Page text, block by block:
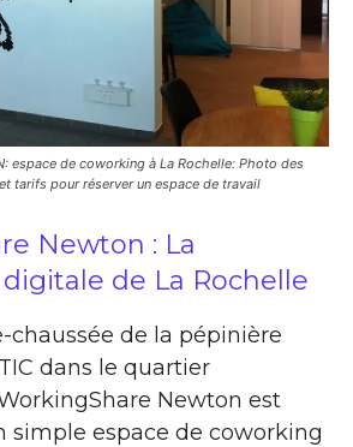
espace de coworking à La Rochelle: Photo des
tarifs pour réserver un espace de travail
Newton : La
de La Rochelle
chaussée de la pépinière
dans le quartier
Newton est
simple espace de coworking